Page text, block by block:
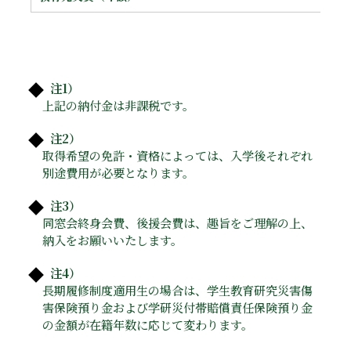
注1）
上記の納付金は非課税です。
注2）
取得希望の免許・資格によっては、入学後それぞれ
別途費用が必要となります。
注3）
同窓会終身会費、後援会費は、趣旨をご理解の上、
納入をお願いいたします。
注4）
長期履修制度適用生の場合は、学生教育研究災害傷
害保険預り金および学研災付帯賠償責任保険預り金
の金額が在籍年数に応じて変わります。